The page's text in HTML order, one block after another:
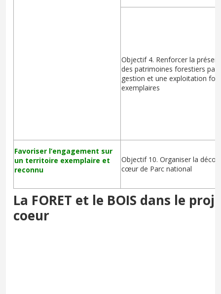
La FORET et le BOIS dans le
coeur
Objectif 4. Renforcer la
des patrimoines forestiers par
gestion et une exploitation
exemplaires
Favoriser l’engagement sur
un territoire exemplaire et
reconnu
Objectif 10. Organiser la
cœur de Parc national